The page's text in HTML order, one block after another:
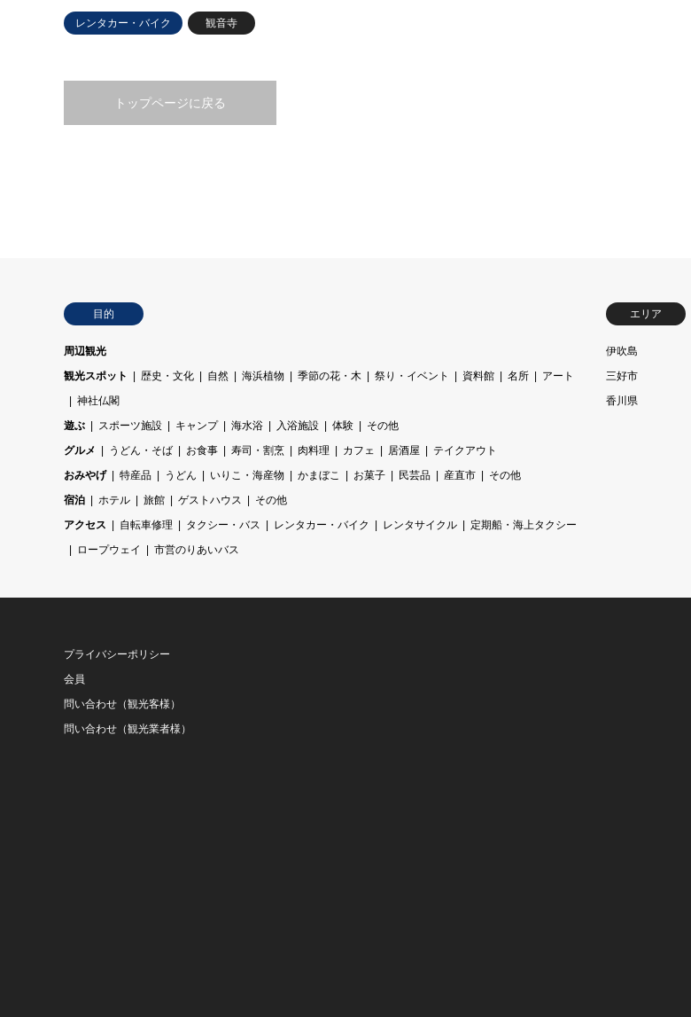
レンタカー・バイク 観音寺
トップページに戻る
目的
周辺観光
観光スポット
歴史・文化 自然 海浜植物 季節の花・木 祭り・イベント 資料館 名所
アート
神社仏閣
遊ぶ
スポーツ施設 キャンプ 海水浴 入浴施設 体験
その他
グルメ
うどん・そば お食事 寿司・割烹 肉料理 カフェ 居酒屋
テイクアウト
おみやげ
特産品 うどん いりこ・海産物 かまぼこ お菓子 民芸品 産直市
その他
宿泊
ホテル 旅館 ゲストハウス
その他
アクセス
自転車修理 タクシー・バス レンタカー・バイク レンタサイクル
定期船・海上タクシー
ロープウェイ
市営のりあいバス
エリア
伊吹島
三好市
香川県
プライバシーポリシー
会員
問い合わせ（観光客様）
問い合わせ（観光業者様）